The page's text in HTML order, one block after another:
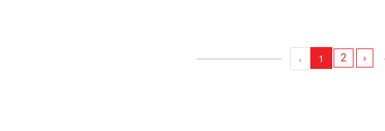
30254, DCHW-60257,
DCHW-150203‹ 1 2 ›